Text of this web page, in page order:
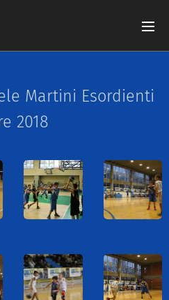
Martini Esordienti
2018